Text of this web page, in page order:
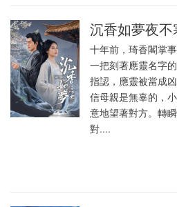
沉香如夢夜不
十年前，琦香閣掌
一把刻著應靈名字
指認，應靈被當成
信母親是無辜的，
意地望著對方。轉
對....